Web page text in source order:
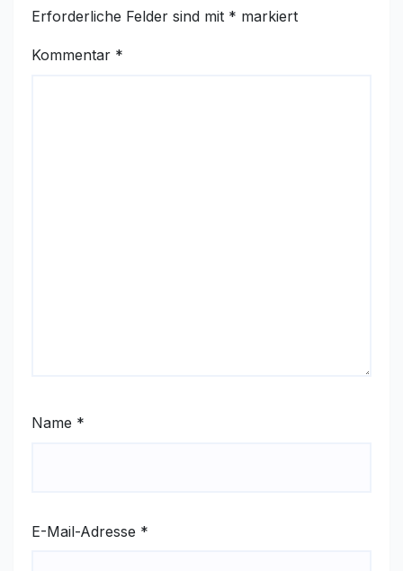
Erforderliche Felder sind mit * markiert
Kommentar *
Name *
E-Mail-Adresse *